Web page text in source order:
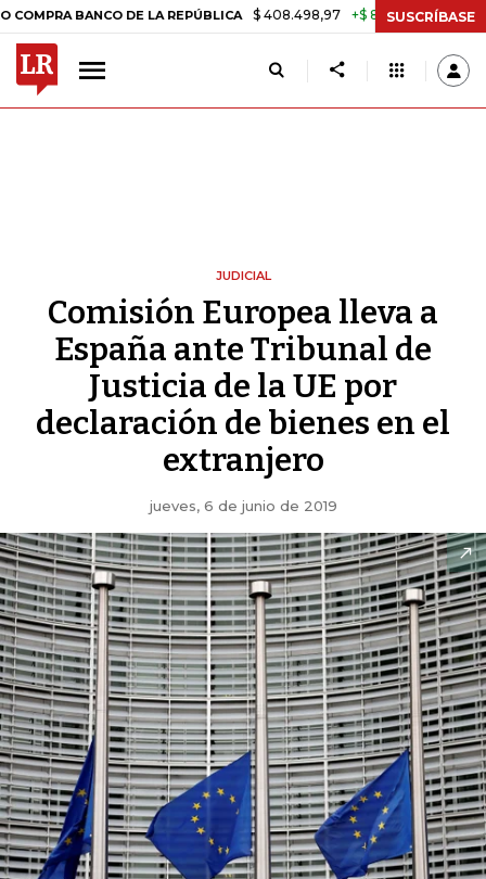
BANCO DE LA REPÚBLICA $ 408.498,97 +$ 8.753,81 +2,19%
SUSCRÍBASE
JUDICIAL
Comisión Europea lleva a
España ante Tribunal de
Justicia de la UE por
declaración de bienes en el
extranjero
jueves, 6 de junio de 2019